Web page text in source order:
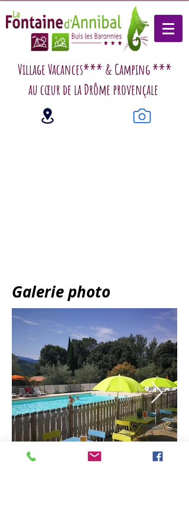
Village Vacances*** & Camping ***
au cœur de la Drôme provençale
Galerie photo